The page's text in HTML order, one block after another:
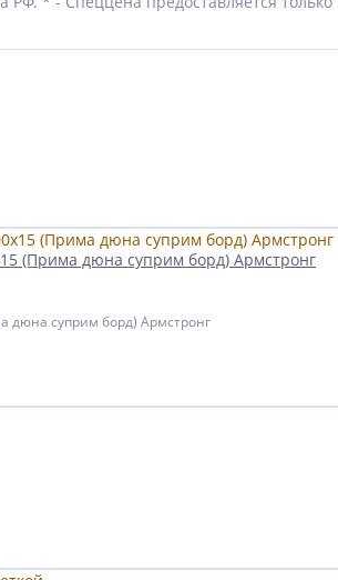
(Прима дюна суприм борд) Армстронг
дюна суприм борд) Армстронг